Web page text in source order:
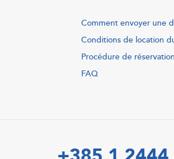
Comment envoyer une
Conditions de location
Procédure de
FAQ